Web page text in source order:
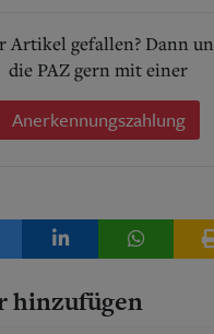
Artikel gefallen? Dann
die PAZ gern mit einer
Anerkennungszahlung
hinzufügen